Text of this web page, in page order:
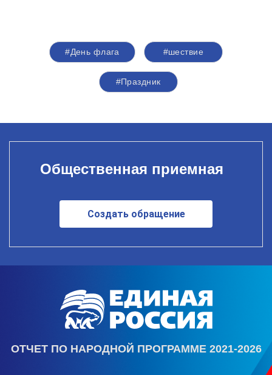
#День флага #шествие
#Праздник
Общественная приемная
Создать обращение
ОТЧЕТ ПО НАРОДНОЙ ПРОГРАММЕ 2021-2026